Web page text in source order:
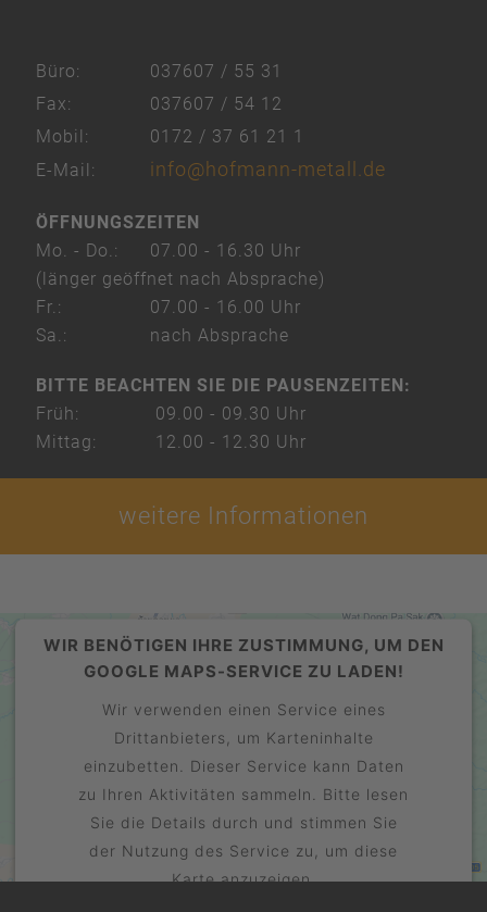
Büro:
037607 / 55 31
Fax:
037607 / 54 12
Mobil:
0172 / 37 61 21 1
E-Mail:
info@hofmann-metall.de
ÖFFNUNGSZEITEN
Mo. - Do.:
07.00 - 16.30 Uhr
(länger geöffnet nach Absprache)
Fr.:
07.00 - 16.00 Uhr
Sa.:
nach Absprache
BITTE BEACHTEN SIE DIE PAUSENZEITEN:
Früh:
09.00 - 09.30 Uhr
Mittag:
12.00 - 12.30 Uhr
weitere Informationen
WIR BENÖTIGEN IHRE ZUSTIMMUNG, UM DEN
GOOGLE MAPS-SERVICE ZU LADEN!
Wir verwenden einen Service eines
Drittanbieters, um Karteninhalte
einzubetten. Dieser Service kann Daten
zu Ihren Aktivitäten sammeln. Bitte lesen
Sie die Details durch und stimmen Sie
der Nutzung des Service zu, um diese
Karte anzuzeigen.